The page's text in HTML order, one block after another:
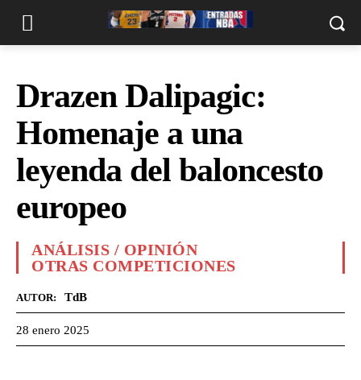
Drazen Dalipagic:
Homenaje a una
leyenda del baloncesto
europeo
ANÁLISIS / OPINIÓN
OTRAS COMPETICIONES
AUTOR: TdB
28 enero 2025